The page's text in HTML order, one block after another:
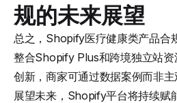
规的未来展望
总之，Shopify医疗健康类产品合
整合Shopify Plus和跨境独立站
创新，商家可通过数据案例而非主
展望未来，Shopify平台将持续赋